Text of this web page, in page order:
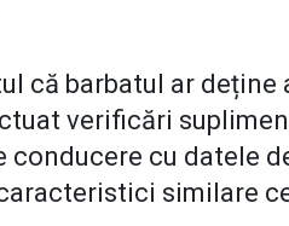
că barbatul ar deține
verificări
conducere cu datele
similare